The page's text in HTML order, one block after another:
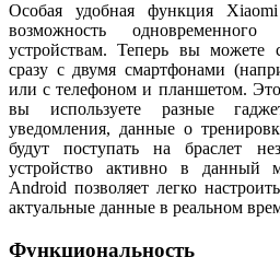
Особая удобная функция
возможность
устройствам. Теперь вы можете
сразу с двумя смартфонами
или с телефоном и планшетом. Это
вы используете разные
уведомления, данные о
будут поступать на браслет
устройство активно в данный
Android позволяет легко
актуальные данные в реальном
Функциональность